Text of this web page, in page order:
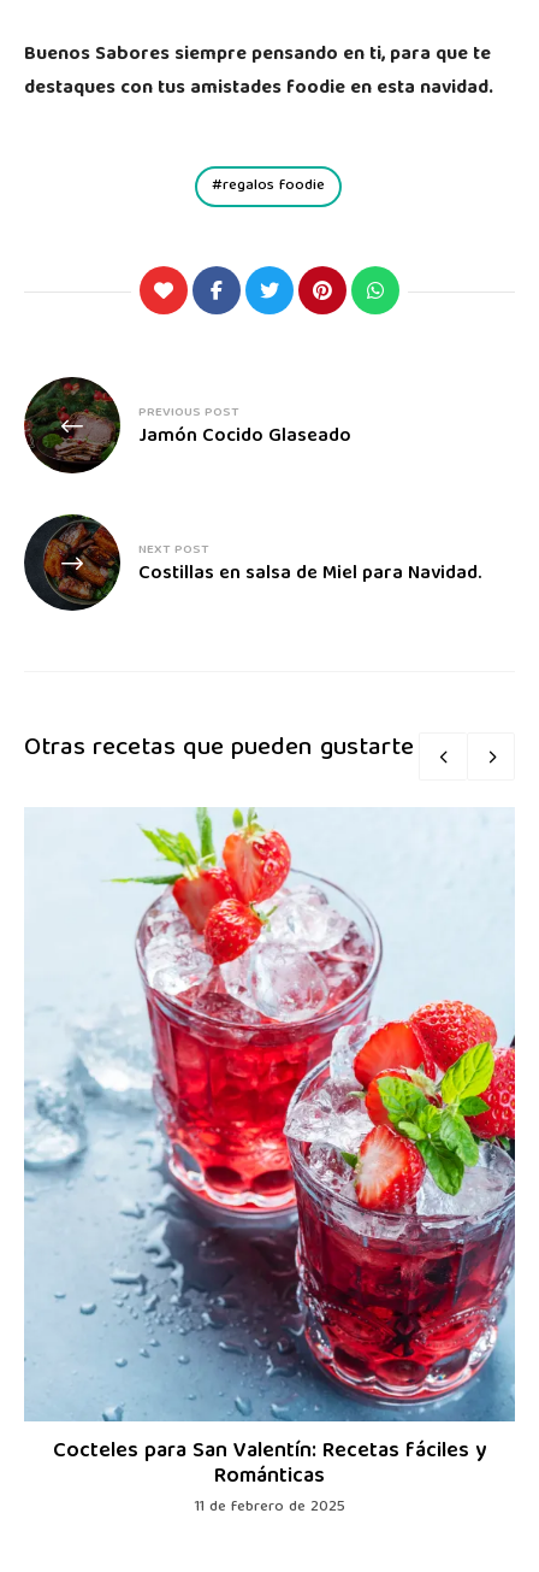
Buenos Sabores siempre pensando en ti, para que te
destaques con tus amistades foodie en esta navidad.
regalos foodie
PREVIOUS POST
Jamón Cocido Glaseado
NEXT POST
Costillas en salsa de Miel para Navidad.
Otras recetas que pueden gustarte
Cocteles para San Valentín: Recetas fáciles y
Románticas
11 de febrero de 2025